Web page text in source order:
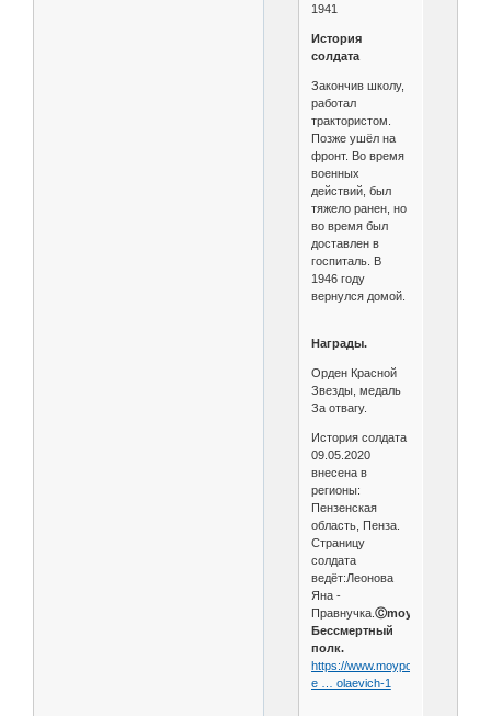
1941
История
солдата
Закончив школу,
работал
трактористом.
Позже ушёл на
фронт. Во время
военных
действий, был
тяжело ранен, но
во время был
доставлен в
госпиталь. В
1946 году
вернулся домой.
Награды.
Орден Красной
Звезды, медаль
За отвагу.
История солдата
09.05.2020
внесена в
регионы:
Пензенская
область, Пенза.
Страницу
солдата
ведёт:Леонова
Яна -
Правнучка. Ⓒmoypolk.ru
Бессмертный
полк.
https://www.moypolk.ru/soldier/
e … olaevich-1